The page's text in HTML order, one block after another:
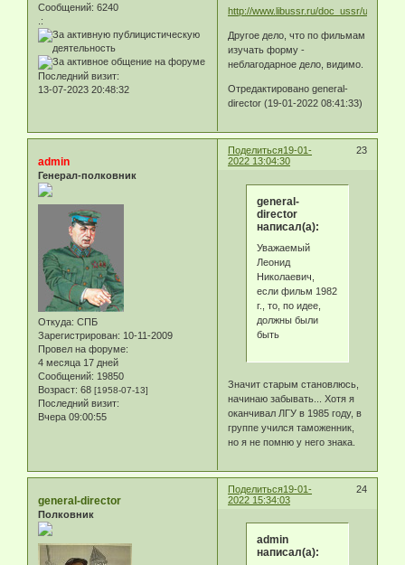
Сообщений: 6240
.:
Последний визит:
13-07-2023 20:48:32
http://www.libussr.ru/doc_ussr/
Другое дело, что по фильмам
изучать форму -
неблагодарное дело, видимо.
Отредактировано general-
director (19-01-2022 08:41:33)
Поделиться 23
19-01-
2022 13:04:30
admin
Генерал-полковник
Откуда: СПБ
Зарегистрирован: 10-11-2009
Провел на форуме:
4 месяца 17 дней
Сообщений: 19850
Возраст: 68 [1958-07-13]
Последний визит:
Вчера 09:00:55
general-
director
написал(а):
Уважаемый
Леонид
Николаевич,
если фильм 1982
г., то, по идее,
должны были
быть
Значит старым становлюсь,
начинаю забывать... Хотя я
оканчивал ЛГУ в 1985 году, в
группе учился таможенник,
но я не помню у него знака.
Поделиться 24
19-01-
2022 15:34:03
general-director
Полковник
admin
написал(а):